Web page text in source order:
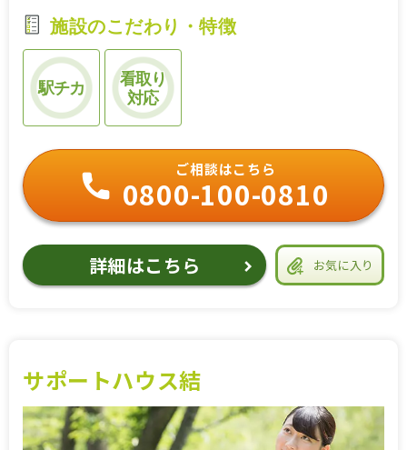
施設のこだわり・特徴
駅チカ
看取り
対応
お気に入り
ご相談はこちら
0800-100-0810
詳細はこちら
サポートハウス結